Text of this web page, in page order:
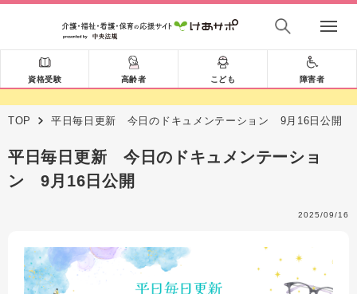
資格受験 高齢者 こども 障害者
TOP 平日毎日更新 今日のドキュメンテーション 9月16日公開
平日毎日更新 今日のドキュメンテーショ
ン 9月16日公開
2025/09/16